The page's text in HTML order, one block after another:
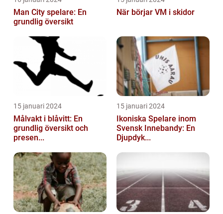
Man City spelare: En
grundlig översikt
När börjar VM i skidor
15 januari 2024
Målvakt i blåvitt: En
grundlig översikt och
presen...
15 januari 2024
Ikoniska Spelare inom
Svensk Innebandy: En
Djupdyk...